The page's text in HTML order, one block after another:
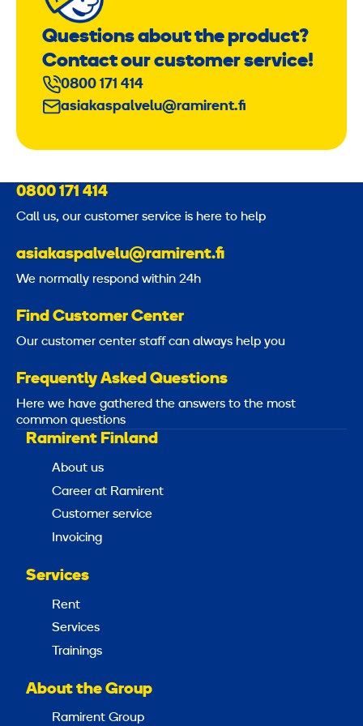
Questions about the product?
Contact our customer service!
0800 171 414
asiakaspalvelu@ramirent.fi
0800 171 414
Call us, our customer service is here to help
asiakaspalvelu@ramirent.fi
We normally respond within 24h
Find Customer Center
Our customer center staff can always help you
Frequently Asked Questions
Here we have gathered the answers to the most
common questions
Ramirent Finland
About us
Career at Ramirent
Customer service
Invoicing
Services
Rent
Services
Trainings
About the Group
Ramirent Group